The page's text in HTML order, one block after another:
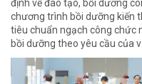
định về đào tạo, bồi dưỡng
chương trình bồi dưỡng kiến
tiêu chuẩn ngạch công chức
bồi dưỡng theo yêu cầu của